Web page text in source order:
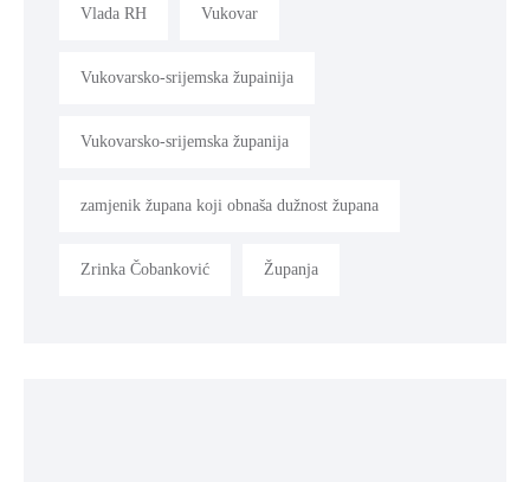
Vlada RH Vukovar
Vukovarsko-srijemska župainija
Vukovarsko-srijemska županija
zamjenik župana koji obnaša dužnost župana
Zrinka Čobanković Županja